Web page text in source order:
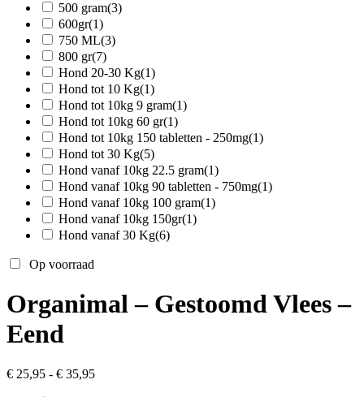
500 gram(3)
600gr(1)
750 ML(3)
800 gr(7)
Hond 20-30 Kg(1)
Hond tot 10 Kg(1)
Hond tot 10kg 9 gram(1)
Hond tot 10kg 60 gr(1)
Hond tot 10kg 150 tabletten - 250mg(1)
Hond tot 30 Kg(5)
Hond vanaf 10kg 22.5 gram(1)
Hond vanaf 10kg 90 tabletten - 750mg(1)
Hond vanaf 10kg 100 gram(1)
Hond vanaf 10kg 150gr(1)
Hond vanaf 30 Kg(6)
Op voorraad
Organimal – Gestoomd Vlees –
Eend
€ 25,95 - € 35,95Prijsklasse: